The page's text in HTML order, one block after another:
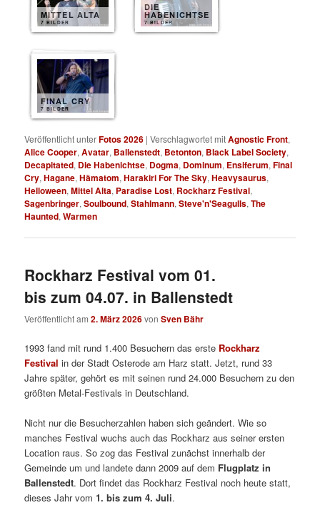
MITTEL ALTA
7 BILDER
DIE
HABENICHTSE
7 BILDER
FINAL CRY
7 BILDER
Veröffentlicht unterFotos 2026 |Verschlagwortet mitAgnostic Front,
Alice Cooper,Avatar, Ballenstedt, Betonton, Black Label Society,
Decapitated, Die Habenichtse, Dogma, Dominum, Ensiferum,Final
Cry,Hagane,Hämatom,Harakiri For The Sky,Heavysaurus,
Helloween,Mittel Alta, Paradise Lost, Rockharz Festival,
Sagenbringer,Soulbound,Stahlmann,Steve'n'Seagulls,The
Haunted,Warmen
Rockharz Festival vom 01.
bis zum 04.07. in Ballenstedt
Veröffentlicht am2. März 2026vonSven Bähr
1993 fand mit rund 1.400 Besuchern das erste Rockharz
Festival in der Stadt Osterode am Harz statt.Jetzt, rund 33
Jahre später, gehört es mit seinen rund 24.000 Besuchern zu den
größten Metal-Festivals in Deutschland.
Nicht nur die Besucherzahlen haben sich geändert. Wie so
manches Festival wuchs auch das Rockharz aus seiner ersten
Location raus. So zog das Festival zunächst innerhalb der
Gemeinde um und landete dann 2009 auf dem Flugplatz in
Ballenstedt. Dort findet das Rockharz Festival noch heute statt,
dieses Jahr vom1. bis zum 4. Juli.